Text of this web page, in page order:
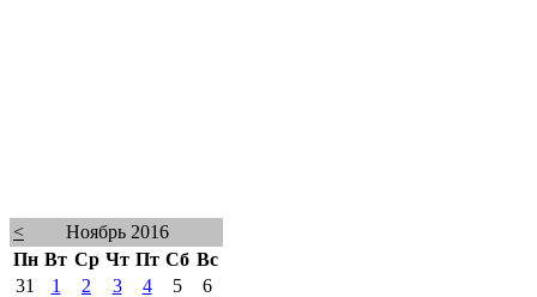
<
Ноябрь 2016
Пн Вт Ср Чт Пт Сб Вс
31
1 2 3 4 5
6